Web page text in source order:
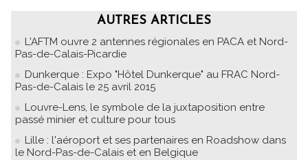
AUTRES ARTICLES
L'AFTM ouvre 2 antennes régionales en PACA et Nord-
Pas-de-Calais-Picardie
Dunkerque : Expo "Hôtel Dunkerque" au FRAC Nord-
Pas-de-Calais le 25 avril 2015
Louvre-Lens, le symbole de la juxtaposition entre
passé minier et culture pour tous
Lille : l'aéroport et ses partenaires en Roadshow dans
le Nord-Pas-de-Calais et en Belgique